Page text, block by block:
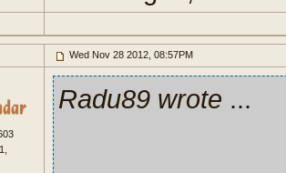
Wed Nov 28 2012, 08:57PM
Radu89 wrote ...